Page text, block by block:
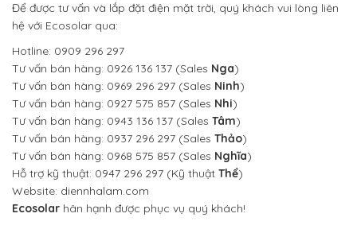
Để được tư vấn và lắp đặt điện mặt trời, quý khách vui lòng liên
hệ với Ecosolar qua:
Hotline: 0909 296 297
Tư vấn bán hàng: 0926 136 137 (Sales Nga)
Tư vấn bán hàng: 0969 296 297 (Sales Ninh)
Tư vấn bán hàng: 0927 575 857 (Sales Nhi)
Tư vấn bán hàng: 0943 136 137 (Sales Tâm)
Tư vấn bán hàng: 0937 296 297 (Sales Thảo)
Tư vấn bán hàng: 0968 575 857 (Sales Nghĩa)
Hỗ trợ kỹ thuật: 0947 296 297 (Kỹ thuật Thể)
Website: diennhalam.com
Ecosolar hân hạnh được phục vụ quý khách!